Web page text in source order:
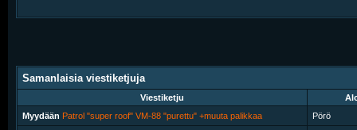
Samanlaisia viestiketjuja
Viestiketju
Myydään Patrol "super roof" VM-88 "purettu" +muuta palikkaa Pörö